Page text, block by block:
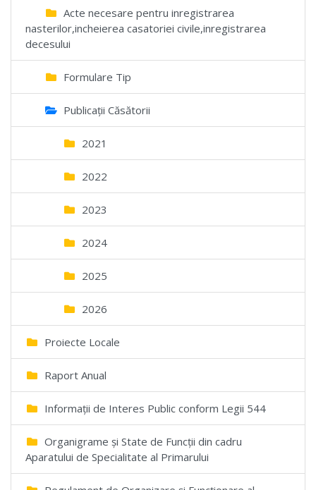
Acte necesare pentru inregistrarea
nasterilor,incheierea casatoriei civile,inregistrarea
decesului
Formulare Tip
Publicații Căsătorii
2021
2022
2023
2024
2025
2026
Proiecte Locale
Raport Anual
Informații de Interes Public conform Legii 544
Organigrame și State de Funcții din cadru
Aparatului de Specialitate al Primarului